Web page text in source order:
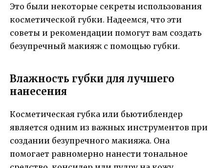
Это были некоторые секреты использования
косметической губки. Надеемся, что эти
советы и рекомендации помогут вам создать
безупречный макияж с помощью губки.
Влажность губки для лучшего
нанесения
Косметическая губка или бьютиблендер
является одним из важных инструментов при
создании безупречного макияжа. Она
помогает равномерно нанести тональное